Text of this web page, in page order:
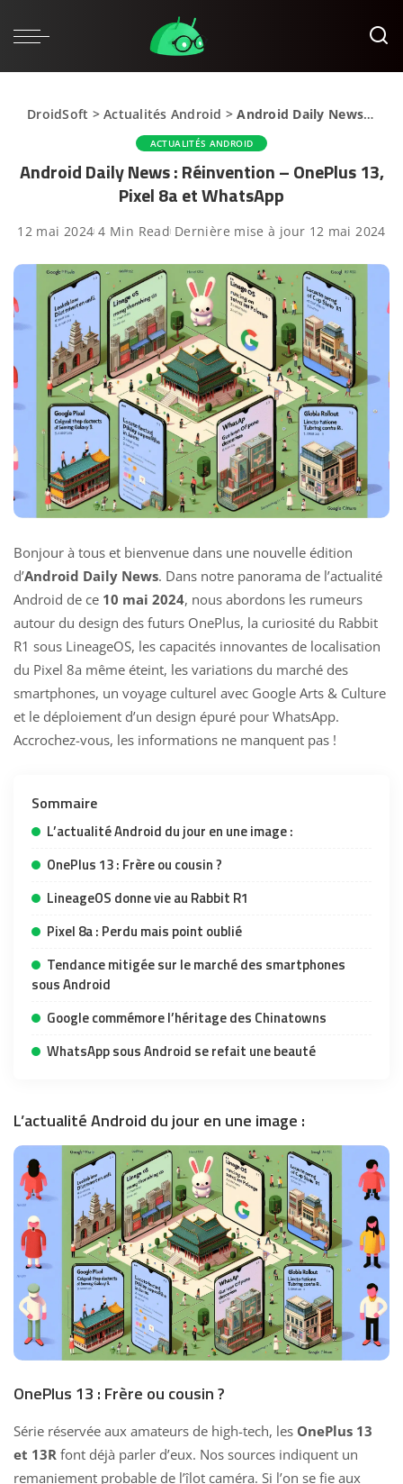
DroidSoft >Actualités Android >Android Daily News : Réinvention – OnePlus 13, Pixel 8a et WhatsApp
ACTUALITÉS ANDROID
Android Daily News : Réinvention – OnePlus 13,
Pixel 8a et WhatsApp
12 mai 2024 4 Min Read Dernière mise à jour 12 mai 2024
Bonjour à tous et bienvenue dans une nouvelle édition
d’Android Daily News. Dans notre panorama de l’actualité
Android de ce 10 mai 2024, nous abordons les rumeurs
autour du design des futurs OnePlus, la curiosité du Rabbit
R1 sous LineageOS, les capacités innovantes de localisation
du Pixel 8a même éteint, les variations du marché des
smartphones, un voyage culturel avec Google Arts & Culture
et le déploiement d’un design épuré pour WhatsApp.
Accrochez-vous, les informations ne manquent pas !
Sommaire
L’actualité Android du jour en une image :
OnePlus 13 : Frère ou cousin ?
LineageOS donne vie au Rabbit R1
Pixel 8a : Perdu mais point oublié
Tendance mitigée sur le marché des smartphones
sous Android
Google commémore l’héritage des Chinatowns
WhatsApp sous Android se refait une beauté
L’actualité Android du jour en une image :
OnePlus 13 : Frère ou cousin ?
Série réservée aux amateurs de high-tech, les OnePlus 13
et 13R font déjà parler d’eux. Nos sources indiquent un
remaniement probable de l’îlot caméra. Si l’on se fie aux